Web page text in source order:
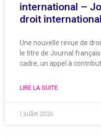
international –
droit international
Une nouvelle revue de
le titre de Journal
cadre, un appel à
LIRE LA SUITE
1 juillet 2026